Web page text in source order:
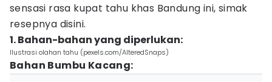
sensasi rasa kupat tahu khas Bandung ini, simak
resepnya disini.
1. Bahan-bahan yang diperlukan:
Ilustrasi olahan tahu (pexels.com/AlteredSnaps)
Bahan Bumbu Kacang: